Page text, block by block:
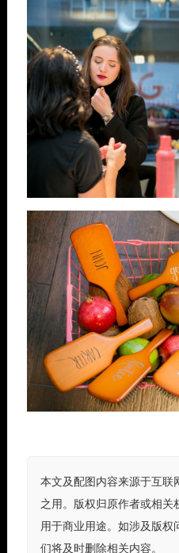
本文及配图内容来源于互
之用。版权归原作者或相
用于商业用途。如涉及版
们将及时删除相关内容。